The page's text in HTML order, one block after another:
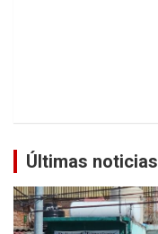
Últimas noticias